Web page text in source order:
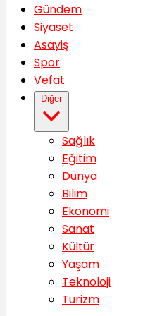
Gündem
Siyaset
Asayiş
Spor
Vefat
Diğer
Sağlık
Eğitim
Dünya
Bilim
Ekonomi
Sanat
Kültür
Yaşam
Teknoloji
Turizm